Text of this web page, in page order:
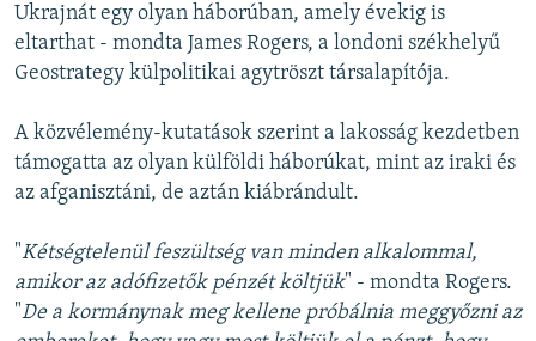
Ukrajnát egy olyan háborúban, amely évekig is
eltarthat - mondta James Rogers, a londoni székhelyű
Geostrategy külpolitikai agytröszt társalapítója.
A közvélemény-kutatások szerint a lakosság kezdetben
támogatta az olyan külföldi háborúkat, mint az iraki és
az afganisztáni, de aztán kiábrándult.
"Kétségtelenül feszültség van minden alkalommal,
amikor az adófizetők pénzét költjük" - mondta Rogers.
"De a kormánynak meg kellene próbálnia meggyőzni az